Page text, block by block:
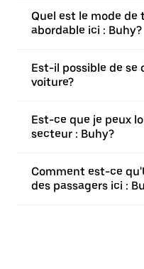
Quel est le mode
abordable ici : Buhy?
Est-il possible de se
voiture?
Est-ce que je peux
secteur : Buhy?
Comment est-ce
des passagers ici :